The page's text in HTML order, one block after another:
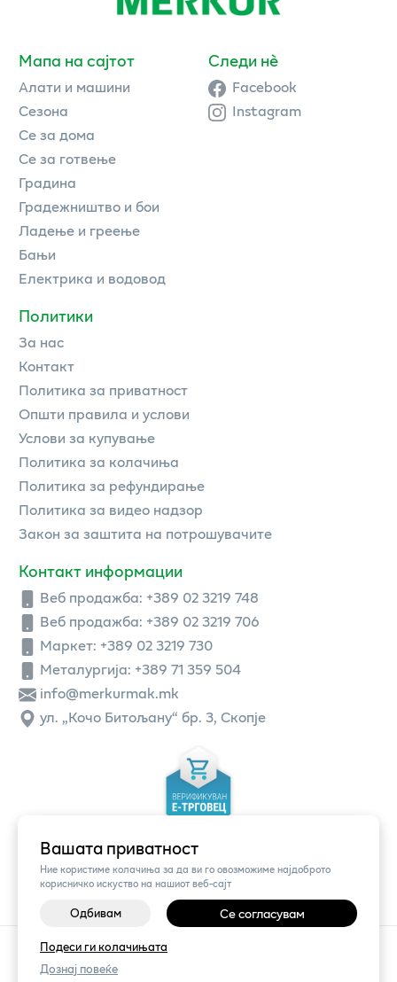
Вашата приватност
Ние користиме колачиња за да ви го овозможиме најдоброто
корисничко искуство на нашиот веб-сајт
Одбивам Се согласувам
Подеси ги колачињата
Дознај повеќе
Мапа на сајтот
Алати и машини
Сезона
Се за дома
Се за готвење
Градина
Градежништво и бои
Ладење и греење
Бањи
Електрика и водовод
Политики
За нас
Контакт
Политика за приватност
Општи правила и услови
Услови за купување
Политика за колачиња
Политика за рефундирање
Политика за видео надзор
Закон за заштита на потрошувачите
Контакт информации
Веб продажба: +389 02 3219 748
Веб продажба: +389 02 3219 706
Маркет: +389 02 3219 730
Металургија: +389 71 359 504
info@merkurmak.mk
ул. „Кочо Битољану“ бр. 3, Скопје
Следи нè
Facebook
Instagram
©2026
Поставки за колачиња